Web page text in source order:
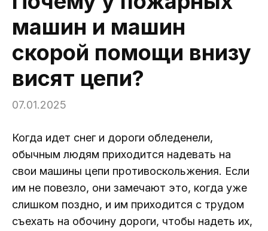
машин и машин
скорой помощи внизу
висят цепи?
07.01.2025
Когда идет снег и дороги обледенели,
обычным людям приходится надевать на
свои машины цепи противоскольжения. Если
им не повезло, они замечают это, когда уже
слишком поздно, и им приходится с трудом
съехать на обочину дороги, чтобы надеть их,